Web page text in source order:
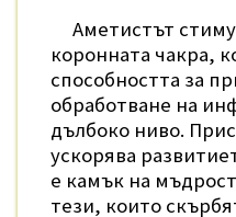
Аметистът
коронната чакра,
способността за
обработване на
дълбоко ниво.
ускорява
е камък на
тези, които